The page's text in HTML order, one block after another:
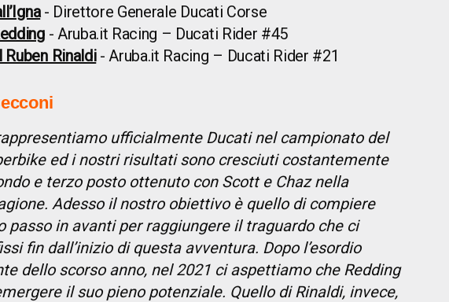
- Direttore Generale Ducati Corse
- Aruba.it Racing – Ducati Rider #45
Ruben Rinaldi- Aruba.it Racing – Ducati Rider #21
ufficialmente Ducati nel campionato del
ed i nostri risultati sono cresciuti costantemente
e terzo posto ottenuto con Scott e Chaz nella
Adesso il nostro obiettivo è quello di compiere
passo in avanti per raggiungere il traguardo che ci
fin dall’inizio di questa avventura. Dopo l’esordio
dello scorso anno, nel 2021 ci aspettiamo che Redding
il suo pieno potenziale. Quello di Rinaldi, invece,